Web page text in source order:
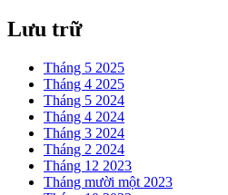
Lưu trữ
Tháng 5 2025
Tháng 4 2025
Tháng 5 2024
Tháng 4 2024
Tháng 3 2024
Tháng 2 2024
Tháng 12 2023
Tháng mười một 2023